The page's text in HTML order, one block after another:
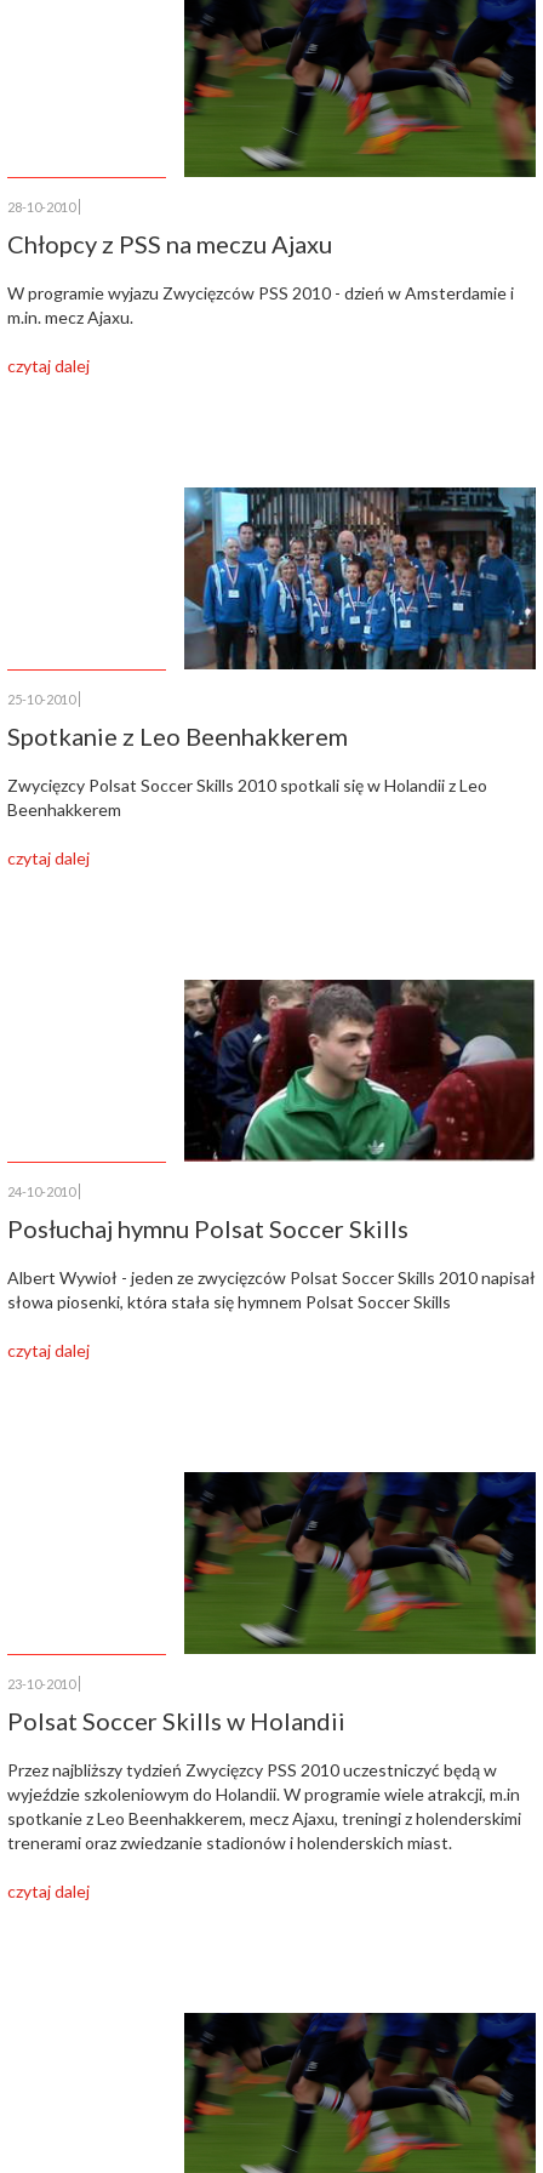
28-10-2010
Chłopcy z PSS na meczu Ajaxu
W programie wyjazu Zwycięzców PSS 2010 - dzień w Amsterdamie i
m.in. mecz Ajaxu.
czytaj dalej
25-10-2010
Spotkanie z Leo Beenhakkerem
Zwycięzcy Polsat Soccer Skills 2010 spotkali się w Holandii z Leo
Beenhakkerem
czytaj dalej
24-10-2010
Posłuchaj hymnu Polsat Soccer Skills
Albert Wywioł - jeden ze zwycięzców Polsat Soccer Skills 2010 napisał
słowa piosenki, która stała się hymnem Polsat Soccer Skills
czytaj dalej
23-10-2010
Polsat Soccer Skills w Holandii
Przez najbliższy tydzień Zwycięzcy PSS 2010 uczestniczyć będą w
wyjeździe szkoleniowym do Holandii. W programie wiele atrakcji, m.in
spotkanie z Leo Beenhakkerem, mecz Ajaxu, treningi z holenderskimi
trenerami oraz zwiedzanie stadionów i holenderskich miast.
czytaj dalej